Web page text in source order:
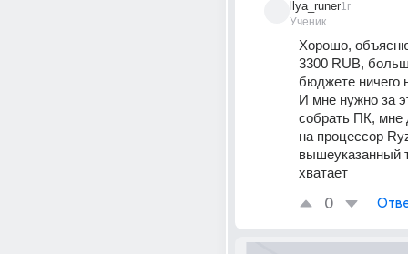
llya_runer
Ученик
1г
Хорошо,
3300 RUB,
бюджете ничего
И мне нужно за
собрать ПК, мне
на процессор
вышеуказанный
хватает
0